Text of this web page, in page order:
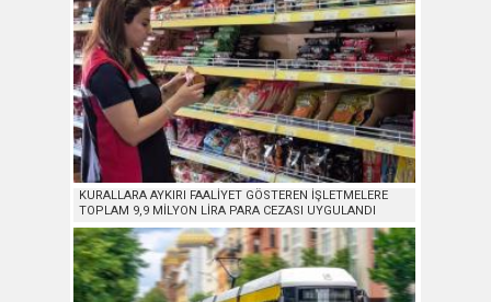
KURALLARA AYKIRI FAALİYET GÖSTEREN İŞLETMELERE
TOPLAM 9,9 MİLYON LİRA PARA CEZASI UYGULANDI